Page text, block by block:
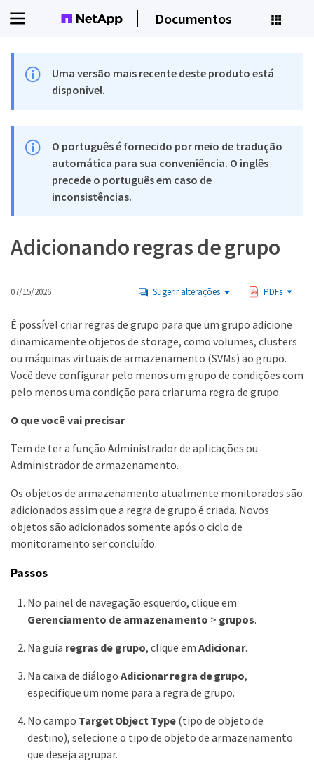
Documentos
Uma versão mais recente deste produto está
disponível.
O português é fornecido por meio de tradução
automática para sua conveniência. O inglês
precede o português em caso de
inconsistências.
Adicionando regras de grupo
07/15/2026 Sugerir alterações PDFs
É possível criar regras de grupo para que um grupo adicione
dinamicamente objetos de storage, como volumes, clusters
ou máquinas virtuais de armazenamento (SVMs) ao grupo.
Você deve configurar pelo menos um grupo de condições com
pelo menos uma condição para criar uma regra de grupo.
O que você vai precisar
Tem de ter a função Administrador de aplicações ou
Administrador de armazenamento.
Os objetos de armazenamento atualmente monitorados são
adicionados assim que a regra de grupo é criada. Novos
objetos são adicionados somente após o ciclo de
monitoramento ser concluído.
Passos
No painel de navegação esquerdo, clique em
Gerenciamento de armazenamento > grupos.
Na guia regras de grupo, clique em Adicionar.
Na caixa de diálogo Adicionar regra de grupo,
especifique um nome para a regra de grupo.
No campo Target Object Type(tipo de objeto de
destino), selecione o tipo de objeto de armazenamento
que deseja agrupar.